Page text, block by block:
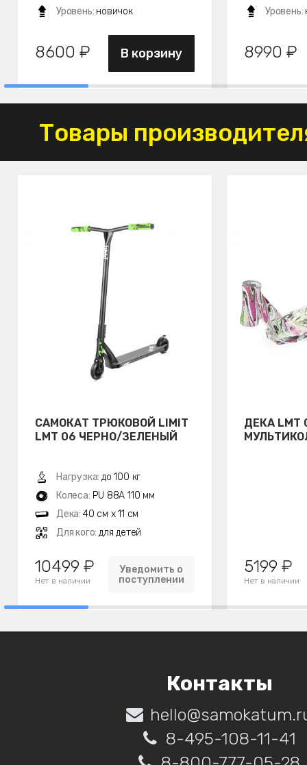
Уровень: новичок
8600 ₽ В корзину
Уровень:
8990 ₽
Товары
САМОКАТ ТРЮКОВОЙ LIMIT
LMT 06 ЧЕРНО/ЗЕЛЕНЫЙ
Нагрузка: до 100 кг
Колеса: PU 88A 110 мм
Дека: 40 см х 11 см
Для кого: для детей
10499 ₽
Нет в наличии
Уведомить о
поступлении
ДЕКА LMT
5199 ₽
Нет в наличии
Контакты
8-495-108-11-41